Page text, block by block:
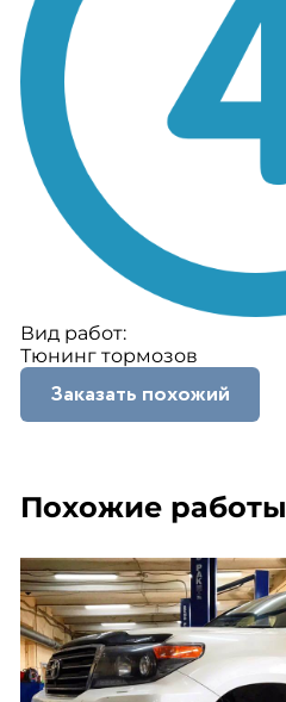
Вид работ:
Тюнинг тормозов
Заказать похожий
Похожие работы